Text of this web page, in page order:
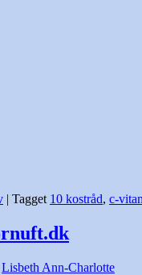
| Tagget 10 kostråd, c-
Lisbeth Ann-Charlotte